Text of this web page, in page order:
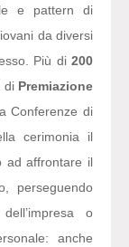
e pattern di
da diversi
Più di 200
di Premiazione
Conferenze di
cerimonia il
ad affrontare il
perseguendo
o
anche